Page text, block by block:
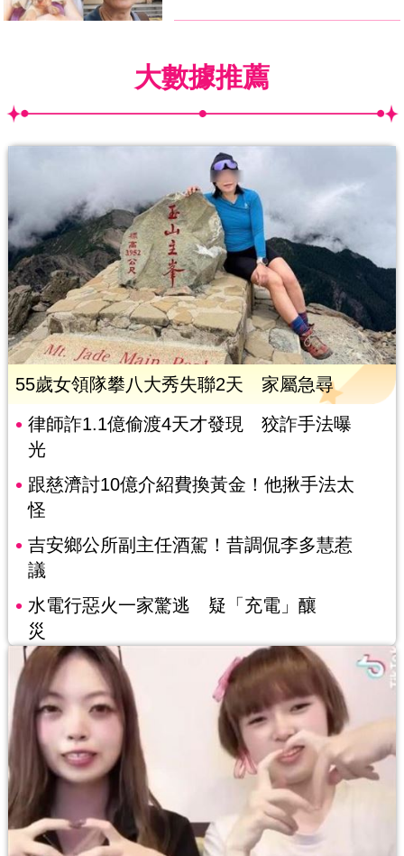
大數據推薦
55歲女領隊攀八大秀失聯2天 家屬急尋
律師詐1.1億偷渡4天才發現 狡詐手法曝
光
跟慈濟討10億介紹費換黃金！他揪手法太
怪
吉安鄉公所副主任酒駕！昔調侃李多慧惹
議
水電行惡火一家驚逃 疑「充電」釀
災